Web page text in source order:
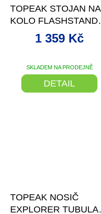
TOPEAK STOJAN NA
KOLO FLASHSTAND
EUP PRO E-BIKE
SKLADEM NA PRODEJNĚ
1 359 Kč
DETAIL
TOPEAK NOSIČ
EXPLORER